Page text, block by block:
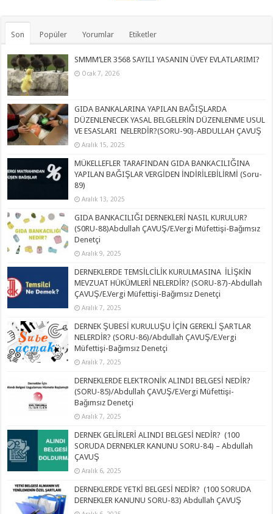
Son Popüler Yorumlar Etiketler
SMMM’LER 3568 SAYILI YASANIN ÜVEY EVLATLARIMI?
Ocak 7, 2026
GIDA BANKALARINA YAPILAN BAĞIŞLARDA
DÜZENLENECEK YASAL BELGELERİN DÜZENLENME USUL
VE ESASLARI NELERDİR?(SORU-90)-ABDULLAH ÇAVUŞ
Aralık 15, 2025
MÜKELLEFLER TARAFINDAN GIDA BANKACILIĞINA
YAPILAN BAĞIŞLAR VERGİDEN İNDİRİLEBİLİRMİ (Soru-
89)
Aralık 13, 2025
GIDA BANKACILIĞI DERNEKLERİ NASIL KURULUR?
(S0RU-88)Abdullah ÇAVUŞ/E.Vergi Müfettişi-Bağımsız
Denetçi
Aralık 9, 2025
DERNEKLERDE TEMSİLCİLİK KURULMASINA İLİŞKİN
MEVZUAT HÜKÜMLERİ NELERDİR? (SORU-87)-Abdullah
ÇAVUŞ/E.Vergi Müfettişi-Bağımsız Denetçi
Aralık 7, 2025
DERNEK ŞUBESİ KURULUŞU İÇİN GEREKLİ ŞARTLAR
NELERDİR? (SORU-86)/Abdullah ÇAVUŞ/E.Vergi
Müfettişi-Bağımsız Denetçi
Aralık 7, 2025
DERNEKLERDE ELEKTRONİK ALINDI BELGESİ NEDİR?
(SORU-85)/Abdullah ÇAVUŞ/E.Vergi Müfettişi-
Bağımsız Denetçi
Aralık 7, 2025
DERNEK GELİRLERİ ALINDI BELGESİ NEDİR? (100
SORUDA DERNEKLER KANUNU SORU-84) – Abdullah
ÇAVUŞ
Aralık 6, 2025
DERNEKLERDE YETKİ BELGESİ NEDİR? (100 SORUDA
DERNEKLER KANUNU SORU-83) Abdullah ÇAVUŞ